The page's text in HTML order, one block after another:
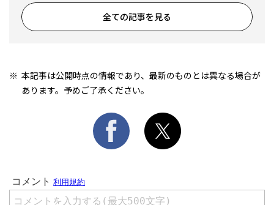
全ての記事を見る
本記事は公開時点の情報であり、最新のものとは異なる場合が
あります。予めご了承ください。